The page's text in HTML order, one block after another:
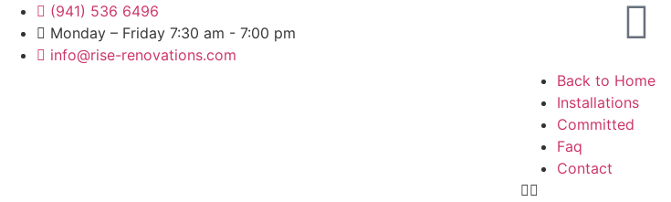
(941) 536 6496
Monday – Friday 7:30 am - 7:00 pm
info@rise-renovations.com
Back to Home
Installations
Committed
Faq
Contact